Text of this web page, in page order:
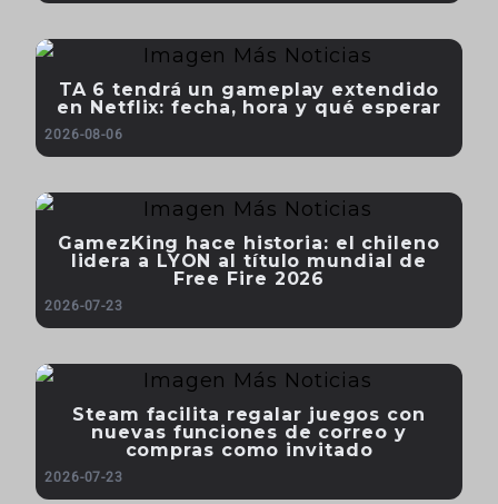
TA 6 tendrá un gameplay extendido
en Netflix: fecha, hora y qué esperar
2026-08-06
GamezKing hace historia: el chileno
lidera a LYON al título mundial de
Free Fire 2026
2026-07-23
Steam facilita regalar juegos con
nuevas funciones de correo y
compras como invitado
2026-07-23